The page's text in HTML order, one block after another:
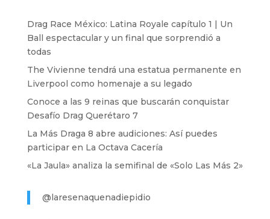
Drag Race México: Latina Royale capítulo 1 | Un
Ball espectacular y un final que sorprendió a
todas
The Vivienne tendrá una estatua permanente en
Liverpool como homenaje a su legado
Conoce a las 9 reinas que buscarán conquistar
Desafío Drag Querétaro 7
La Más Draga 8 abre audiciones: Así puedes
participar en La Octava Cacería
«La Jaula» analiza la semifinal de «Solo Las Más 2»
@laresenaquenadiepidio